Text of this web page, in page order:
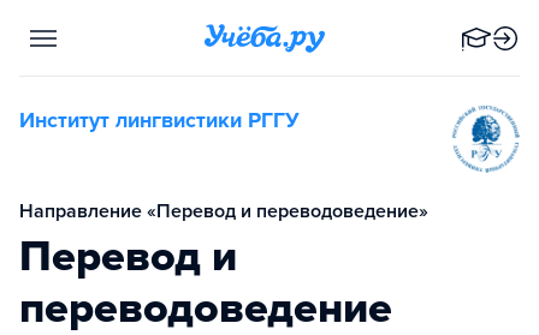
Институт лингвистики РГГУ
Направление «Перевод и переводоведение»
Перевод и
переводоведение